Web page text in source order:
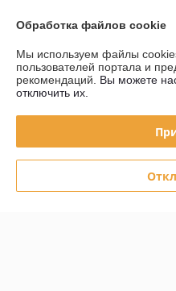
Доставка и оплата
График работы
Политика обработки
Обработка файлов cookie
Мы используем файлы
пользователей портала и
рекомендаций. Вы можете
отключить их.